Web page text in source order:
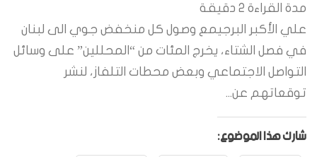
مدة القراءة 2 دقيقة
علي الأكبر البرجيمع وصول كل منخفض جوي الى لبنان
في فصل الشتاء، يخرج المئات من “المحللين” على وسائل
التواصل الاجتماعي وبعض محطات التلفاز، لنشر
توقعاتهم عن...
شارك هذا الموضوع: